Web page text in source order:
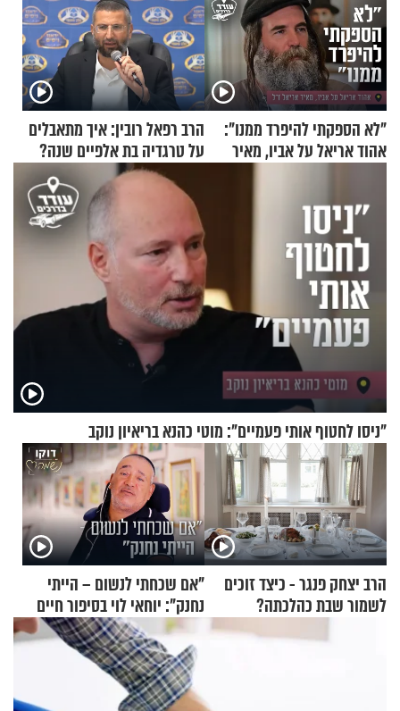
"לא הספקתי להיפרד ממנו":
אהוד אריאל על אביו, מאיר
הרב רפאל רובין: איך מתאבלים
על טרגדיה בת אלפיים שנה?
"ניסו לחטוף אותי פעמיים": מוטי כהנא בריאיון נוקב
הרב יצחק פנגר - כיצד זוכים
לשמור שבת כהלכתה?
"אם שכחתי לנשום – הייתי
נחנק": יוחאי לוי בסיפור חיים
מעורר השראה